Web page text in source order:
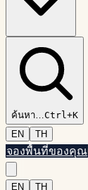
ค้นหา…Ctrl+K
EN
TH
จองพื้นที่ของคุณ
EN TH